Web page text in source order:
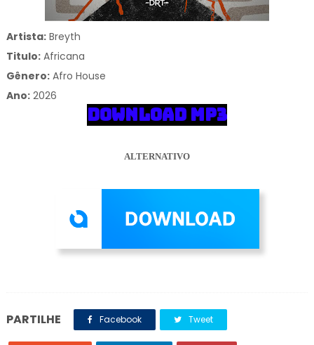
Artista:Breyth
Titulo:Africana
Gênero: Afro House
Ano:2026
DOWNLOAD MP3
ALTERNATIVO
PARTILHE Facebook Tweet